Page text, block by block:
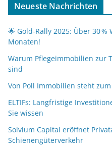
Neueste Nachrichten
🌟 Gold-Rally 2025: Über 30
Monaten!
Warum Pflegeimmobilien zur
sind
Von Poll Immobilien steht
ELTIFs: Langfristige
Sie wissen
Solvium Capital eröffnet
Schienengüterverkehr